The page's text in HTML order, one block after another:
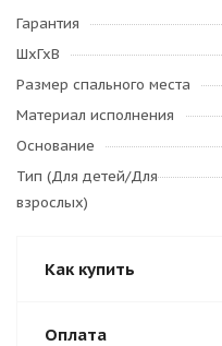
Гарантия
ШхГхВ
Размер спального места
Материал исполнения
Основание
Тип (Для детей/Для
взрослых)
Как купить
Оплата